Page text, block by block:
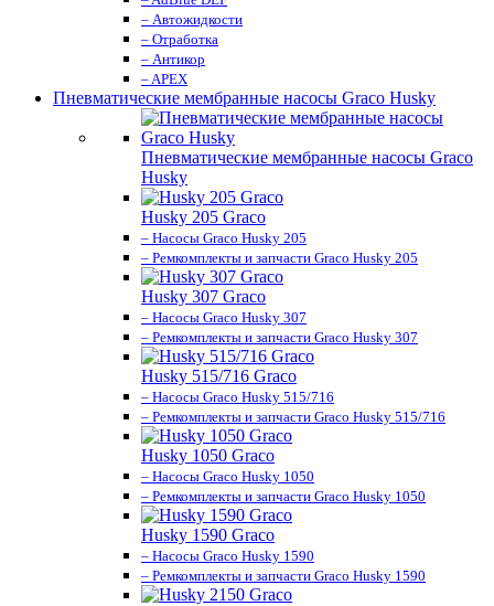
– Автожидкости
– Отработка
– Антикор
– APEX
Пневматические мембранные насосы Graco Husky
Пневматические мембранные насосы Graco
Husky
Husky 205 Graco
– Насосы Graco Husky 205
– Ремкомплекты и запчасти Graco Husky 205
Husky 307 Graco
– Насосы Graco Husky 307
– Ремкомплекты и запчасти Graco Husky 307
Husky 515/716 Graco
– Насосы Graco Husky 515/716
– Ремкомплекты и запчасти Graco Husky 515/716
Husky 1050 Graco
– Насосы Graco Husky 1050
– Ремкомплекты и запчасти Graco Husky 1050
Husky 1590 Graco
– Насосы Graco Husky 1590
– Ремкомплекты и запчасти Graco Husky 1590